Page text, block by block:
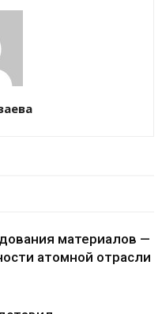
материалов —
атомной отрасли